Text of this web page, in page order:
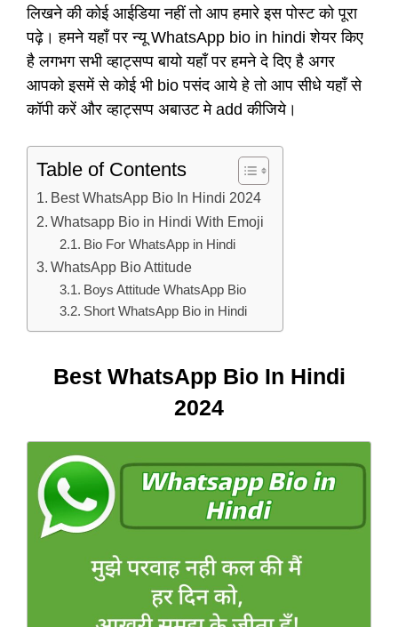
लिखने की कोई आईडिया नहीं तो आप हमारे इस पोस्ट को पूरा
पढ़े। हमने यहाँ पर न्यू WhatsApp bio in hindi शेयर किए
है लगभग सभी व्हाट्सप्प बायो यहाँ पर हमने दे दिए है अगर
आपको इसमें से कोई भी bio पसंद आये हे तो आप सीधे यहाँ से
कॉपी करें और व्हाट्सप्प अबाउट मे add कीजिये।
Table of Contents
Best WhatsApp Bio In Hindi 2024
Whatsapp Bio in Hindi With Emoji
Bio For WhatsApp in Hindi
WhatsApp Bio Attitude
Boys Attitude WhatsApp Bio
Short WhatsApp Bio in Hindi
Best WhatsApp Bio In Hindi
2024